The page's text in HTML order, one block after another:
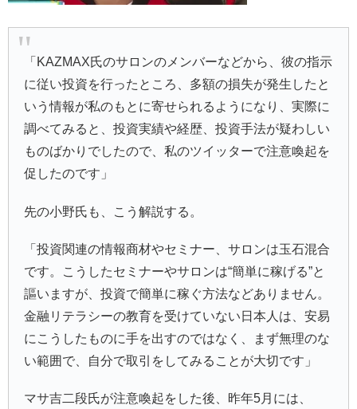
「KAZMAX氏のサロンのメンバーなどから、彼の指示
に従い投資を行ったところ、多額の損失が発生したと
いう情報が私のもとに寄せられるようになり、実際に
調べてみると、投資実績や経歴、投資手法が疑わしい
ものばかりでしたので、私のツイッターで注意喚起を
促したのです」
先の小野氏も、こう解説する。
「投資関連の情報商材やセミナー、サロンは玉石混合
です。こうしたセミナーやサロンは“簡単に稼げる”と
謳いますが、投資で簡単に稼ぐ方法などありません。
金融リテラシーの教育を受けていない日本人は、安易
にこうしたものに手を出すのではなく、まず無理のな
い範囲で、自分で取引をしてみることが大切です」
マサ吉二段氏が注意喚起をした後、昨年5月には、